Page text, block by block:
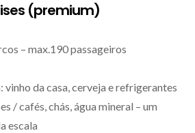
(premium)
– max.190 passageiros
vinho da casa, cerveja e refrigerantes
/ cafés, chás, água mineral – um
escala